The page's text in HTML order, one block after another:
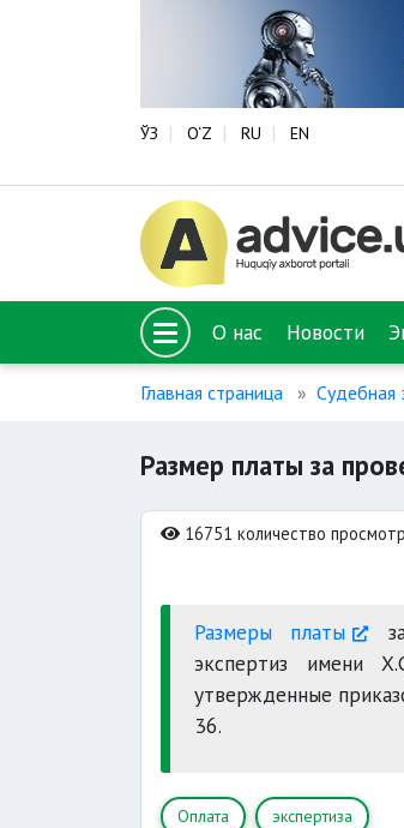
ЎЗ O‘Z RU EN
О нас Новости
Главная страница Судебная
Размер платы за
16751 количество
Размеры платы
экспертиз имени
утвержденные
36.
Оплата экспертиза